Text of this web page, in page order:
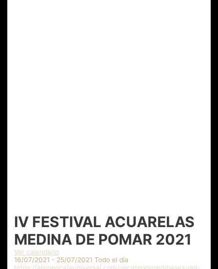
IV FESTIVAL ACUARELAS
MEDINA DE POMAR 2021
Ver calendario
16/07/2021 - 25/07/2021 Todo el día